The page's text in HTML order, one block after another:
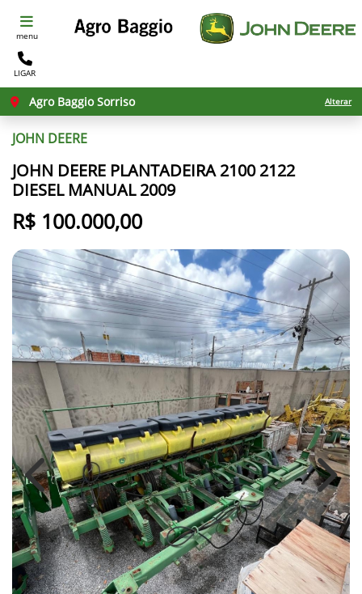
menu
LIGAR
Agro Baggio Sorriso Alterar
JOHN DEERE
JOHN DEERE PLANTADEIRA 2100 2122
DIESEL MANUAL 2009
R$ 100.000,00
Previous Next